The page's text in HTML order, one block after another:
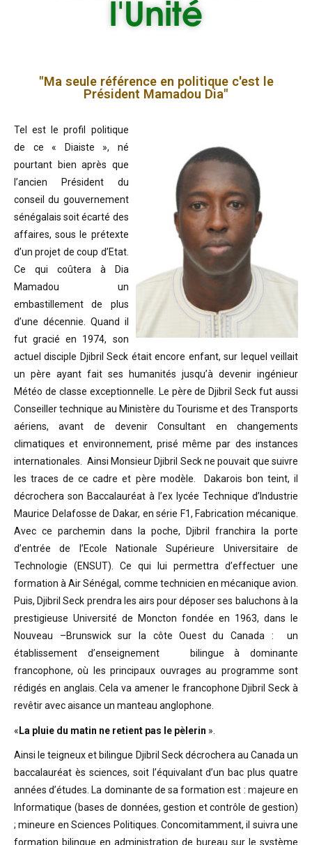
l'Unité
"Ma seule référence en politique c'est le
Président Mamadou Dia"
Tel est le profil politique
de ce « Diaiste », né
pourtant bien après que
l’ancien Président du
conseil du gouvernement
sénégalais soit écarté des
affaires, sous le prétexte
d’un projet de coup d’Etat.
Ce qui coûtera à Dia
Mamadou un
embastillement de plus
d’une décennie. Quand il
fut gracié en 1974, son
actuel disciple Djibril Seck était encore enfant, sur lequel veillait
un père ayant fait ses humanités jusqu’à devenir ingénieur
Météo de classe exceptionnelle. Le père de Djibril Seck fut aussi
Conseiller technique au Ministère du Tourisme et des Transports
aériens, avant de devenir Consultant en changements
climatiques et environnement, prisé même par des instances
internationales. Ainsi Monsieur Djibril Seck ne pouvait que suivre
les traces de ce cadre et père modèle. Dakarois bon teint, il
décrochera son Baccalauréat à l’ex lycée Technique d’Industrie
Maurice Delafosse de Dakar, en série F1, Fabrication mécanique.
Avec ce parchemin dans la poche, Djibril franchira la porte
d’entrée de l’Ecole Nationale Supérieure Universitaire de
Technologie (ENSUT). Ce qui lui permettra d’effectuer une
formation à Air Sénégal, comme technicien en mécanique avion.
Puis, Djibril Seck prendra les airs pour déposer ses baluchons à la
prestigieuse Université de Moncton fondée en 1963, dans le
Nouveau –Brunswick sur la côte Ouest du Canada : un
établissement d’enseignement bilingue à dominante
francophone, où les principaux ouvrages au programme sont
rédigés en anglais. Cela va amener le francophone Djibril Seck à
revêtir avec aisance un manteau anglophone.
«La pluie du matin ne retient pas le pèlerin ».
Ainsi le teigneux et bilingue Djibril Seck décrochera au Canada un
baccalauréat ès sciences, soit l’équivalant d’un bac plus quatre
années d’études. La dominante de sa formation est : majeure en
Informatique (bases de données, gestion et contrôle de gestion)
; mineure en Sciences Politiques. Concomitamment, il suivra une
formation bilingue en administration de bureau sur le système